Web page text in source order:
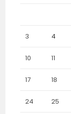
3 4
10 11
17 18
24 25